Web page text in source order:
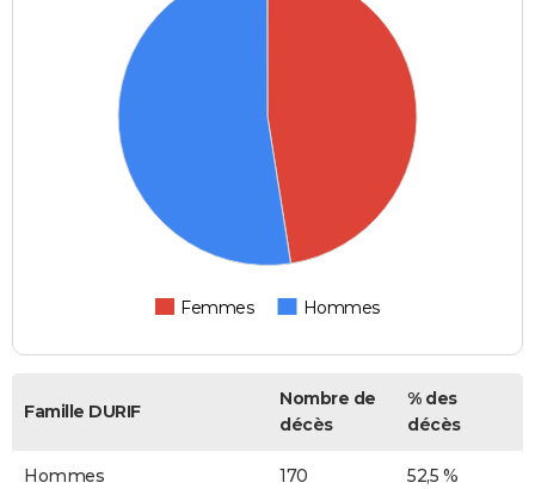
Femmes Hommes
Famille DURIF
Nombre de
décès
% des
décès
Hommes 170 52,5 %